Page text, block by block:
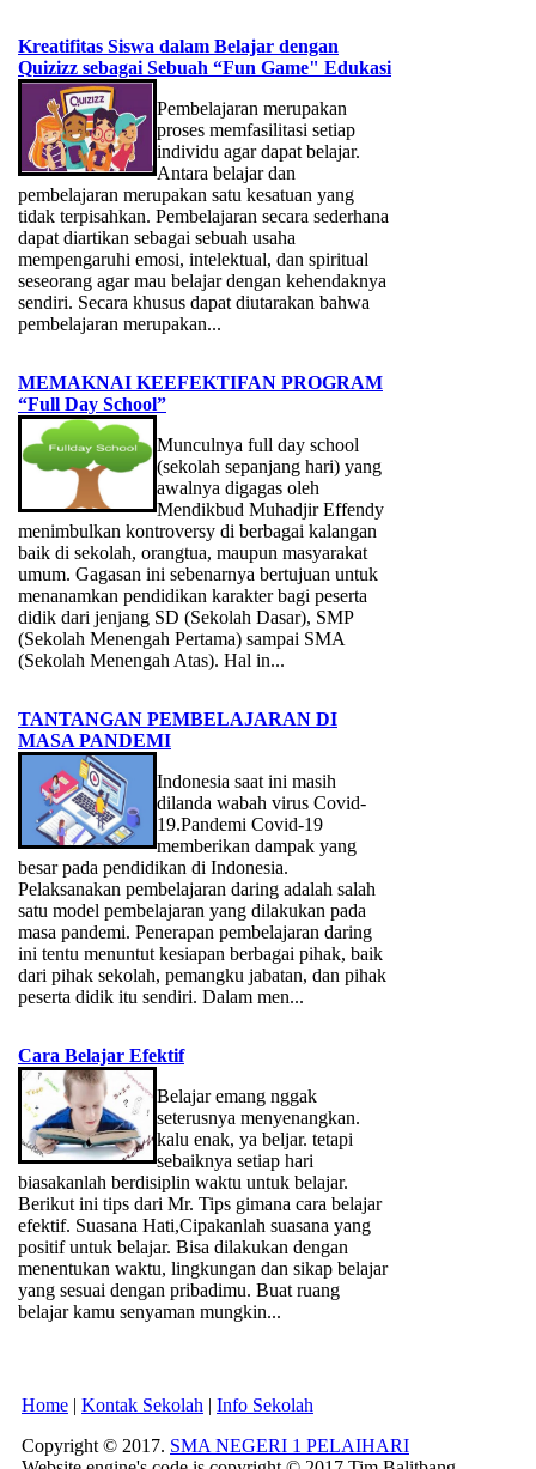
Kreatifitas Siswa dalam Belajar dengan
Quizizz sebagai Sebuah “Fun Game" Edukasi
Pembelajaran merupakan
proses memfasilitasi setiap
individu agar dapat belajar.
Antara belajar dan
pembelajaran merupakan satu kesatuan yang
tidak terpisahkan. Pembelajaran secara sederhana
dapat diartikan sebagai sebuah usaha
mempengaruhi emosi, intelektual, dan spiritual
seseorang agar mau belajar dengan kehendaknya
sendiri. Secara khusus dapat diutarakan bahwa
pembelajaran merupakan...
MEMAKNAI KEEFEKTIFAN PROGRAM
“Full Day School”
Munculnya full day school
(sekolah sepanjang hari) yang
awalnya digagas oleh
Mendikbud Muhadjir Effendy
menimbulkan kontroversy di berbagai kalangan
baik di sekolah, orangtua, maupun masyarakat
umum. Gagasan ini sebenarnya bertujuan untuk
menanamkan pendidikan karakter bagi peserta
didik dari jenjang SD (Sekolah Dasar), SMP
(Sekolah Menengah Pertama) sampai SMA
(Sekolah Menengah Atas). Hal in...
TANTANGAN PEMBELAJARAN DI
MASA PANDEMI
Indonesia saat ini masih
dilanda wabah virus Covid-
19.Pandemi Covid-19
memberikan dampak yang
besar pada pendidikan di Indonesia.
Pelaksanakan pembelajaran daring adalah salah
satu model pembelajaran yang dilakukan pada
masa pandemi. Penerapan pembelajaran daring
ini tentu menuntut kesiapan berbagai pihak, baik
dari pihak sekolah, pemangku jabatan, dan pihak
peserta didik itu sendiri. Dalam men...
Cara Belajar Efektif
Belajar emang nggak
seterusnya menyenangkan.
kalu enak, ya beljar. tetapi
sebaiknya setiap hari
biasakanlah berdisiplin waktu untuk belajar.
Berikut ini tips dari Mr. Tips gimana cara belajar
efektif. Suasana Hati,Cipakanlah suasana yang
positif untuk belajar. Bisa dilakukan dengan
menentukan waktu, lingkungan dan sikap belajar
yang sesuai dengan pribadimu. Buat ruang
belajar kamu senyaman mungkin...
Home | Kontak Sekolah | Info Sekolah
Copyright © 2017. SMA NEGERI 1 PELAIHARI